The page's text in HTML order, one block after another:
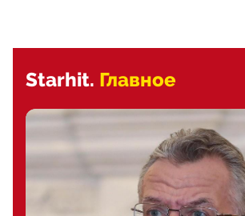
Starhit. Главное